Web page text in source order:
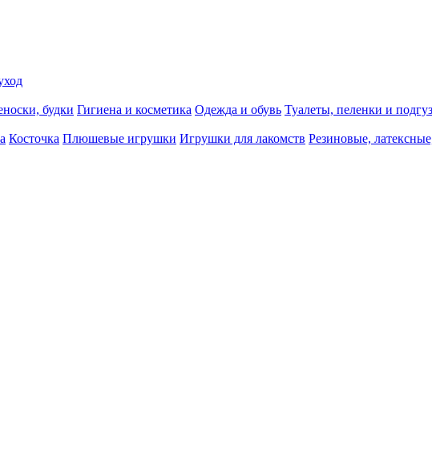
будки Гигиена и косметика Одежда и обувь Туалеты, пеленки и
Косточка Плюшевые игрушки Игрушки для лакомств Резиновые,